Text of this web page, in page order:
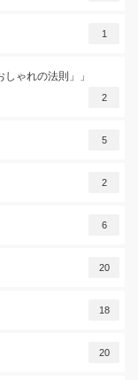
1
ゃれの法則」」
2
5
2
6
20
18
20